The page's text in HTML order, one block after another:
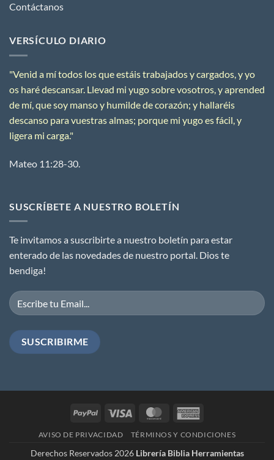
Contáctanos
VERSÍCULO DIARIO
"Venid a mí todos los que estáis trabajados y cargados, y yo
os haré descansar. Llevad mi yugo sobre vosotros, y aprended
de mí, que soy manso y humilde de corazón; y hallaréis
descanso para vuestras almas; porque mi yugo es fácil, y
ligera mi carga."
Mateo 11:28-30.
SUSCRÍBETE A NUESTRO BOLETÍN
Te invitamos a suscribirte a nuestro boletín para estar
enterado de las novedades de nuestro portal. Dios te
bendiga!
PayPal Visa MasterCard
AVISO DE PRIVACIDAD TÉRMINOS Y CONDICIONES
Derechos Reservados 2026 Librería Biblia Herramientas